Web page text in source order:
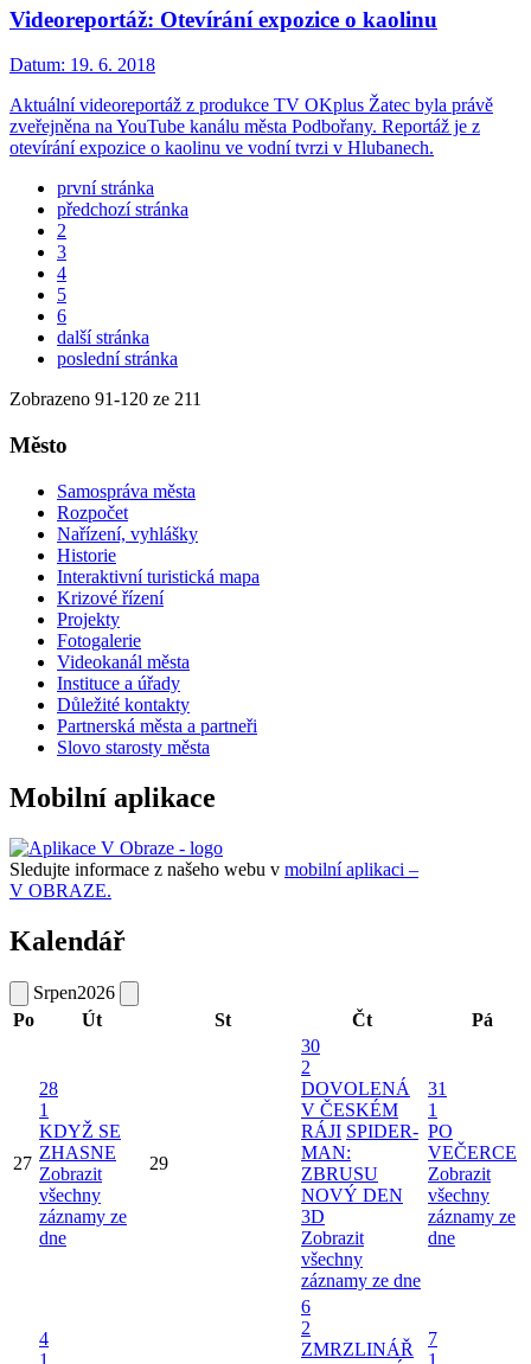
Videoreportáž: Otevírání expozice o kaolinu
Datum: 19. 6. 2018
Aktuální videoreportáž z produkce TV OKplus Žatec byla právě
zveřejněna na YouTube kanálu města Podbořany. Reportáž je z
otevírání expozice o kaolinu ve vodní tvrzi v Hlubanech.
první stránka
předchozí stránka
2
3
4
5
6
další stránka
poslední stránka
Zobrazeno 91-120 ze 211
Město
Samospráva města
Rozpočet
Nařízení, vyhlášky
Historie
Interaktivní turistická mapa
Krizové řízení
Projekty
Fotogalerie
Videokanál města
Instituce a úřady
Důležité kontakty
Partnerská města a partneři
Slovo starosty města
Mobilní aplikace
Sledujte informace z našeho webu v mobilní aplikaci –
V OBRAZE.
Kalendář
Srpen2026
Po
Út St Čt Pá
27
28
1
KDYŽ SE
ZHASNE
Zobrazit
všechny
záznamy ze
dne
29
30
2
DOVOLENÁ
V ČESKÉM
RÁJI SPIDER-
MAN:
ZBRUSU
NOVÝ DEN
3D
Zobrazit
všechny
záznamy ze dne
31
1
PO
VEČERCE
Zobrazit
všechny
záznamy ze
dne
4
1
6
2
ZMRZLINÁŘ
7
1